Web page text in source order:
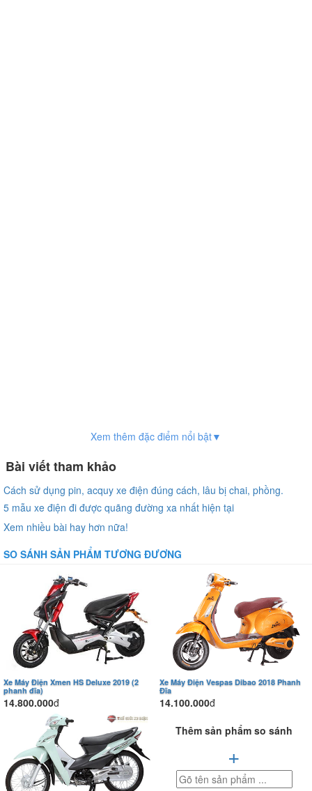
Xem thêm đặc điểm nổi bật▼
Bài viết tham khảo
Cách sử dụng pin, acquy xe điện đúng cách, lâu bị chai, phồng.
5 mẫu xe điện đi được quãng đường xa nhất hiện tại
Xem nhiều bài hay hơn nữa!
SO SÁNH SẢN PHẨM TƯƠNG ĐƯƠNG
Xe Máy Điện Xmen HS Deluxe 2019 (2
phanh đĩa)
14.800.000đ
Xe Máy Điện Vespas Dibao 2018 Phanh
Đĩa
14.100.000đ
Thêm sản phẩm so sánh
+